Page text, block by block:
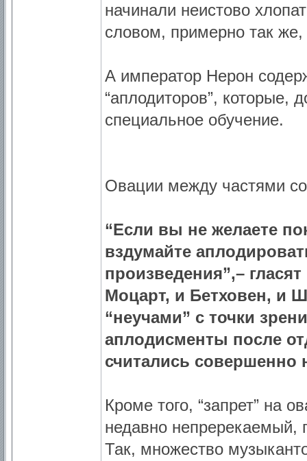
начинали неистово
словом, примерно так же,
А император Нерон
“аплодиторов”, которые,
специальное обучение.
Овации между частями
“Если вы не желаете
вздумайте
произведения”,–
Моцарт, и Бетховен, и
“неучами” с точки
аплодисменты после
считались
Кроме того, “запрет” на
недавно непререкаемый,
Так, множество